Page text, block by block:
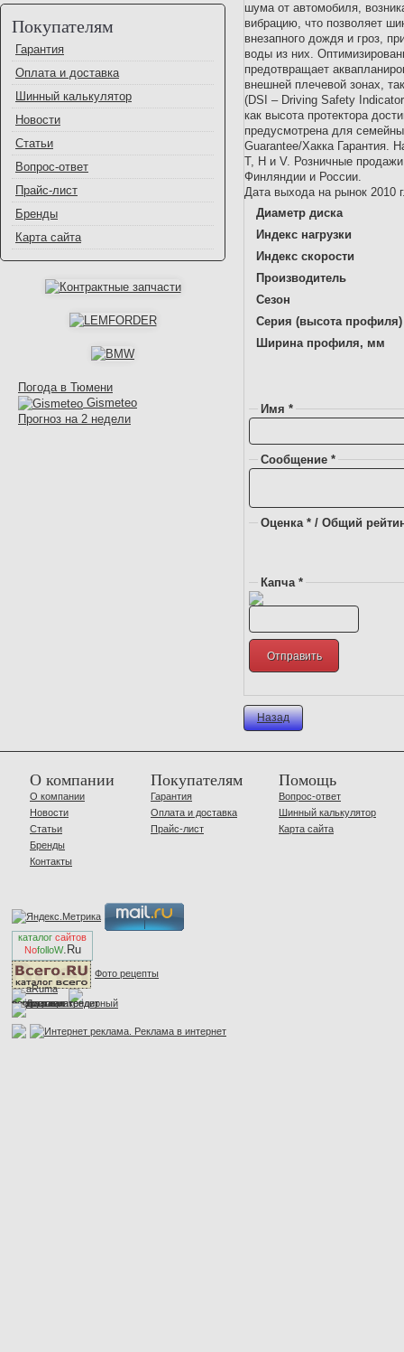
Покупателям
Гарантия
Оплата и доставка
Шинный калькулятор
Новости
Статьи
Вопрос-ответ
Прайс-лист
Бренды
Карта сайта
Погода в Тюмени
Gismeteo
Прогноз на 2 недели
шума от автомобиля,
вибрацию, что позволяет
внезапного дождя и гроз,
воды из них.
предотвращает
внешней плечевой зонах,
(DSI – Driving Safety
как высота протектора
предусмотрена для
Guarantee/Хакка Гарантия.
T, H и V. Розничные
Финляндии и России.
Дата выхода на рынок 2010
Диаметр диска
Индекс нагрузки
Индекс скорости
Производитель
Сезон
Серия (высота профиля)
Ширина профиля, мм
Имя *
Сообщение *
Оценка * / Общий
Капча *
Назад
О компании
О компании
Новости
Статьи
Бренды
Контакты
Покупателям
Гарантия
Оплата и доставка
Прайс-лист
Помощь
Вопрос-ответ
Шинный калькулятор
Карта сайта
каталог сайтов
NofolloW.Ru
Фото рецепты